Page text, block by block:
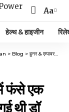
Aa
हेल्थ & हाइजीन
> Blog > हुनर & एम्पावरमेंट
फंसे एक
थी डॉ